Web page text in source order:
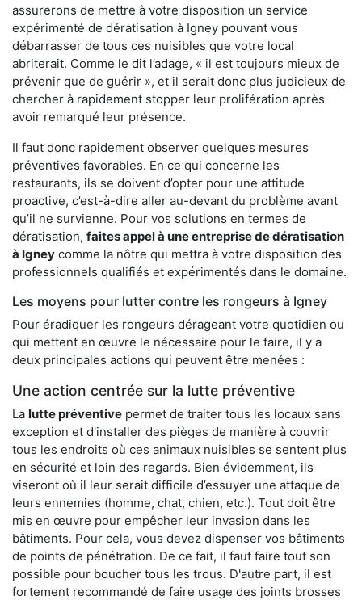
assurerons de mettre à votre disposition un service
expérimenté de dératisation à Igney pouvant vous
débarrasser de tous ces nuisibles que votre local
abriterait. Comme le dit l’adage, « il est toujours mieux de
prévenir que de guérir », et il serait donc plus judicieux de
chercher à rapidement stopper leur prolifération après
avoir remarqué leur présence.
Il faut donc rapidement observer quelques mesures
préventives favorables. En ce qui concerne les
restaurants, ils se doivent d’opter pour une attitude
proactive, c’est-à-dire aller au-devant du problème avant
qu’il ne survienne. Pour vos solutions en termes de
dératisation, faites appel à une entreprise de dératisation
à Igney comme la nôtre qui mettra à votre disposition des
professionnels qualifiés et expérimentés dans le domaine.
Les moyens pour lutter contre les rongeurs à Igney
Pour éradiquer les rongeurs dérageant votre quotidien ou
qui mettent en œuvre le nécessaire pour le faire, il y a
deux principales actions qui peuvent être menées :
Une action centrée sur la lutte préventive
La lutte préventive permet de traiter tous les locaux sans
exception et d'installer des pièges de manière à couvrir
tous les endroits où ces animaux nuisibles se sentent plus
en sécurité et loin des regards. Bien évidemment, ils
viseront où il leur serait difficile d’essuyer une attaque de
leurs ennemies (homme, chat, chien, etc.). Tout doit être
mis en œuvre pour empêcher leur invasion dans les
bâtiments. Pour cela, vous devez dispenser vos bâtiments
de points de pénétration. De ce fait, il faut faire tout son
possible pour boucher tous les trous. D'autre part, il est
fortement recommandé de faire usage des joints brosses